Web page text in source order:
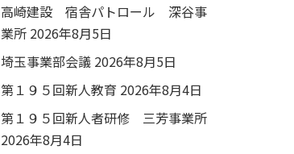
高崎建設 宿舎パトロール 深谷事
業所 2026年8月5日
埼玉事業部会議 2026年8月5日
第１９５回新人教育 2026年8月4日
第１９５回新人者研修 三芳事業所
2026年8月4日